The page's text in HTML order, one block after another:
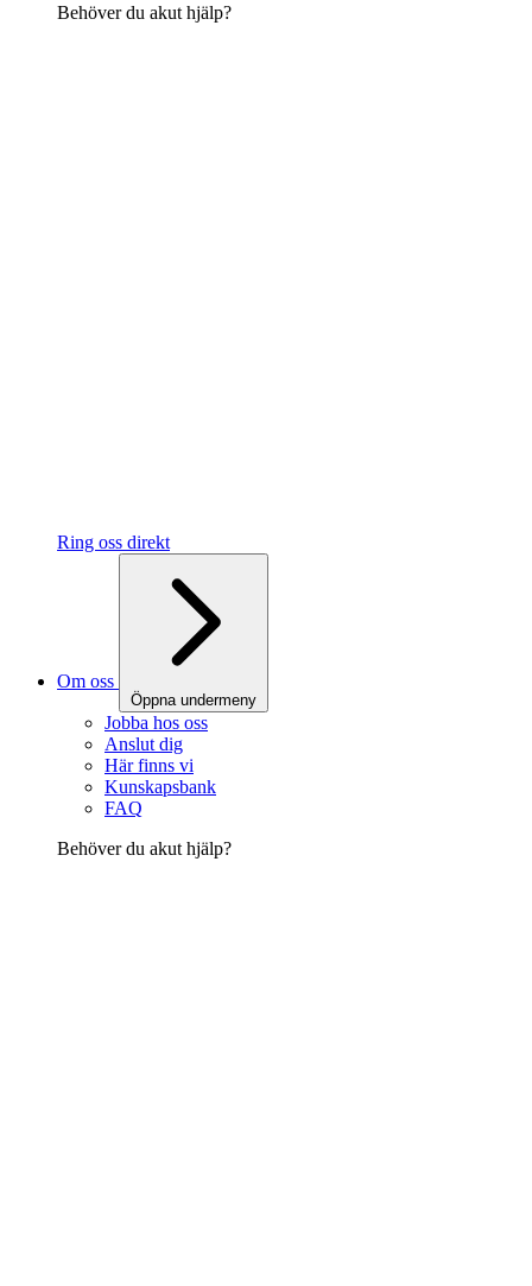
Behöver du akut hjälp?
Ring oss direkt
Om oss
Öppna undermeny
Jobba hos oss
Anslut dig
Här finns vi
Kunskapsbank
FAQ
Behöver du akut hjälp?